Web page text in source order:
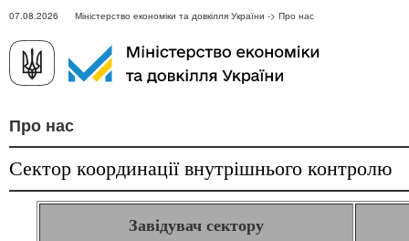
07.08.2026 Міністерство економіки та довкілля України -> Про нас
Про нас
Сектор координації внутрішнього контролю
Завідувач сектору